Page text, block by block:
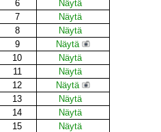
6
Näytä
7
Näytä
8
Näytä
9
Näytä
10
Näytä
11
Näytä
12
Näytä
13
Näytä
14
Näytä
15
Näytä